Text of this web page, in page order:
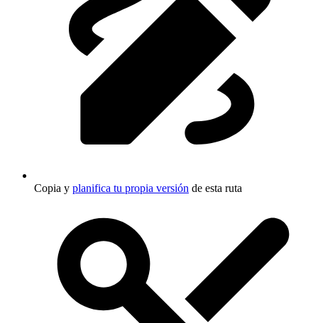
Copia y planifica tu propia versión de esta ruta